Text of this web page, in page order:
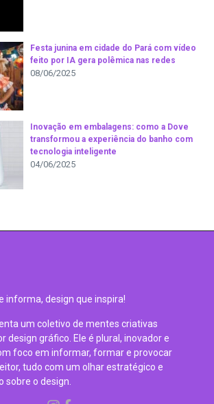
Festa junina em cidade do Pará com vídeo
feito por IA gera polêmica nas redes
08/06/2025
Inovação em embalagens: como a Dove
transformou a experiência do banho com
tecnologia inteligente
04/06/2025
informa, design que inspira!
um coletivo de mentes criativas
design gráfico. Ele é plural, inovador e
foco em informar, formar e provocar
tudo com um olhar estratégico e
sobre o design.